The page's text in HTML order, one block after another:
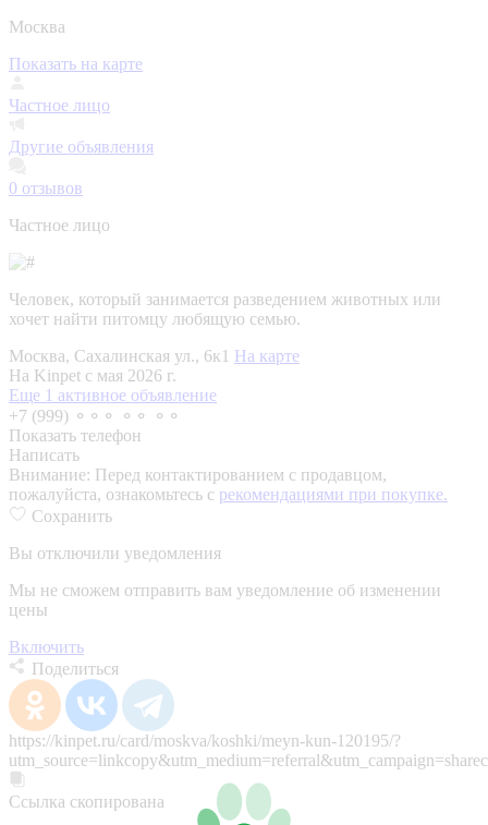
Москва
Показать на карте
Частное лицо
Другие объявления
0 отзывов
Частное лицо
Человек, который занимается разведением животных или
хочет найти питомцу любящую семью.
Москва, Сахалинская ул., 6к1 На карте
На Kinpet c мая 2026 г.
Еще 1 активное объявление
+7 (999) ⚬⚬⚬ ⚬⚬ ⚬⚬
Показать телефон
Написать
Внимание: Перед контактированием с продавцом,
пожалуйста, ознакомьтесь с рекомендациями при покупке.
Сохранить
Вы отключили уведомления
Мы не сможем отправить вам уведомление об изменении
цены
Включить
Поделиться
https://kinpet.ru/card/moskva/koshki/meyn-kun-120195/?
Ссылка скопирована